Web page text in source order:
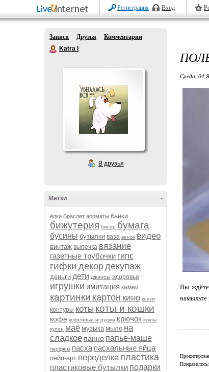
Регистрация Вход
Записи Друзья
Комментарии
Katra I
В друзья
-
Метки
ёлки Браслет ароматы банки
бижутерия бисер бумага
бусины бутылки ваза венок видео
винтаж выпечка вязание
газетные трубочки гипс
гифки декордекупаж
деньги дети джинсы здоровье
игрушки имитация камни
картинки картон кино книги
контуры коты коты и кошки
кофе кофейные игрушки крючок куклы
кулон маё музыка мыло на
сладкое панно папье-маше
парфюм пасха пасхальные яйца
пейп-арт переделка пластика
пластиковые бутылки подарки
Среда, 04
Вы ждёте
намыльте
Понравилось: